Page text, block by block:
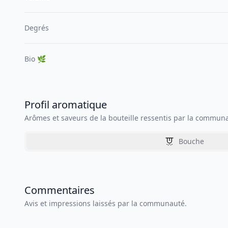
Degrés
Bio 🌿
Profil aromatique
Arômes et saveurs de la bouteille ressentis par la
Bouche
Commentaires
Avis et impressions laissés par la communauté.